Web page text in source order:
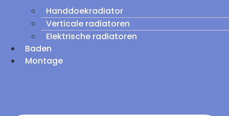
Handdoekradiator
Verticale radiatoren
Elektrische radiatoren
Baden
Montage